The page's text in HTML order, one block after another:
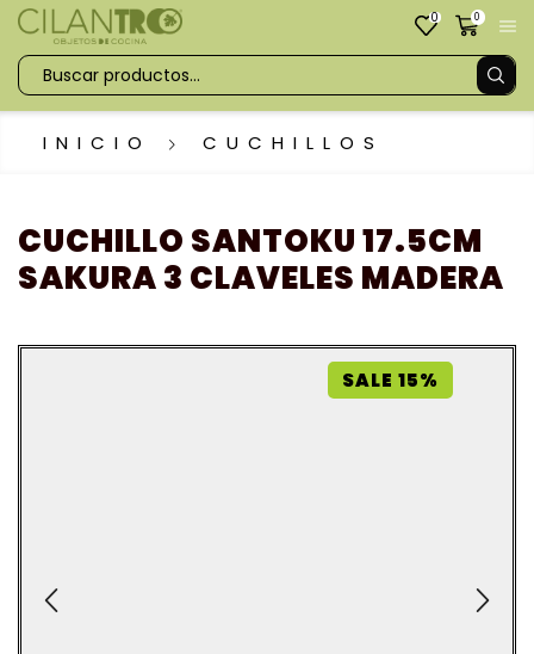
0 0
INICIO CUCHILLOS
CUCHILLO SANTOKU 17.5CM
SAKURA 3 CLAVELES MADERA
SALE 15%